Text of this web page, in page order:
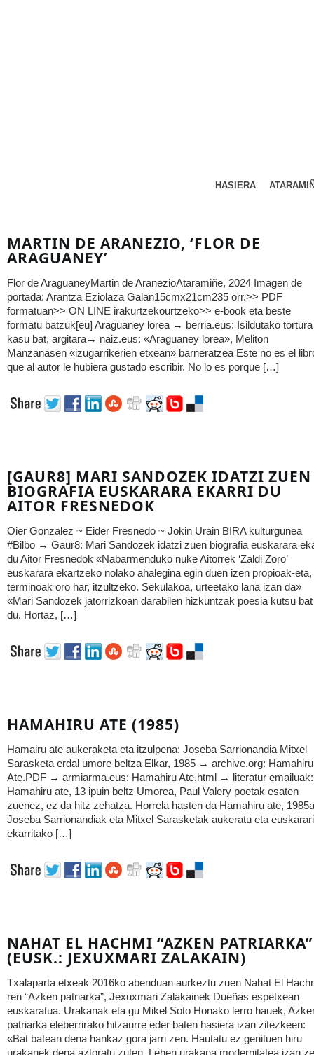
HASIERA
MARTIN DE ARANEZIO, ‘FLOR DE
ARAGUANEY’
Flor de AraguaneyMartin de AranezioAtaramiñe, 2024 Imagen de
portada: Arantza Eziolaza Galan15cmx21cm235 orr.>> PDF
formatuan>> ON LINE irakurtzekourtzeko>> e-book eta beste
formatu batzuk[eu] Araguaney lorea → berria.eus: Isildutako tortura
kasu bat, argitara→ naiz.eus: «Araguaney lorea», Meliton
Manzanasen «izugarrikerien etxean» barneratzea Este no es el
que al autor le hubiera gustado escribir. No lo es porque […]
[GAUR8] MARI SANDOZEK IDATZI ZUEN
BIOGRAFIA EUSKARARA EKARRI DU
AITOR FRESNEDOK
Oier Gonzalez ~ Eider Fresnedo ~ Jokin Urain BIRA kulturgunea
#Bilbo → Gaur8: Mari Sandozek idatzi zuen biografia euskarara
du Aitor Fresnedok «Nabarmenduko nuke Aitorrek ‘Zaldi Zoro’
euskarara ekartzeko nolako ahalegina egin duen izen propioak-eta,
terminoak oro har, itzultzeko. Sekulakoa, urteetako lana izan da»
«Mari Sandozek jatorrizkoan darabilen hizkuntzak poesia kutsu bat
du. Hortaz, […]
HAMAHIRU ATE (1985)
Hamairu ate aukeraketa eta itzulpena: Joseba Sarrionandia Mitxel
Sarasketa erdal umore beltza Elkar, 1985 → archive.org: Hamahiru
Ate.PDF → armiarma.eus: Hamahiru Ate.html → literatur emailuak:
Hamahiru ate, 13 ipuin beltz Umorea, Paul Valery poetak esaten
zuenez, ez da hitz zehatza. Horrela hasten da Hamahiru ate,
Joseba Sarrionandiak eta Mitxel Sarasketak aukeratu eta euskarari
ekarritako […]
NAHAT EL HACHMI “AZKEN PATRIARKA”
(EUSK.: JEXUXMARI ZALAKAIN)
Txalaparta etxeak 2016ko abenduan aurkeztu zuen Nahat El
ren “Azken patriarka”, Jexuxmari Zalakainek Dueñas espetxean
euskaratua. Urakanak eta gu Mikel Soto Honako lerro hauek,
patriarka eleberrirako hitzaurre eder baten hasiera izan zitezkeen:
«Bat batean dena hankaz gora jarri zen. Hautatu ez genituen hiru